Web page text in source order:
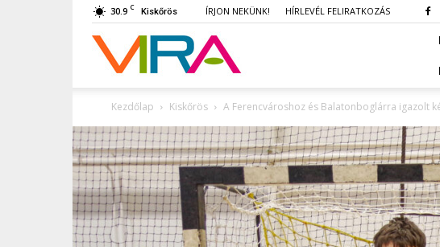
30.9 C Kiskőrös ÍRJON NEKÜNK! HÍRLEVÉL FELIRATKOZÁS
VIRA
Kezdőlap Kiskőrös A Ferencvároshoz és Balatonboglárra igazolt